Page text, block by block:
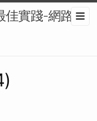
佳實踐-網路行